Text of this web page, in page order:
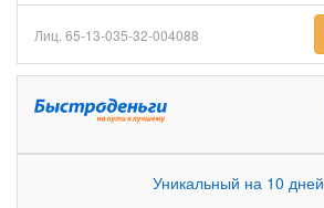
Лиц. 65-13-035-32-004088
Уникальный на 10 дней